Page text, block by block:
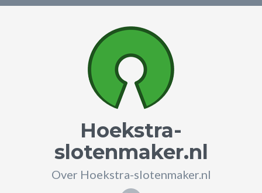
Hoekstra-
slotenmaker.nl
Over Hoekstra-slotenmaker.nl